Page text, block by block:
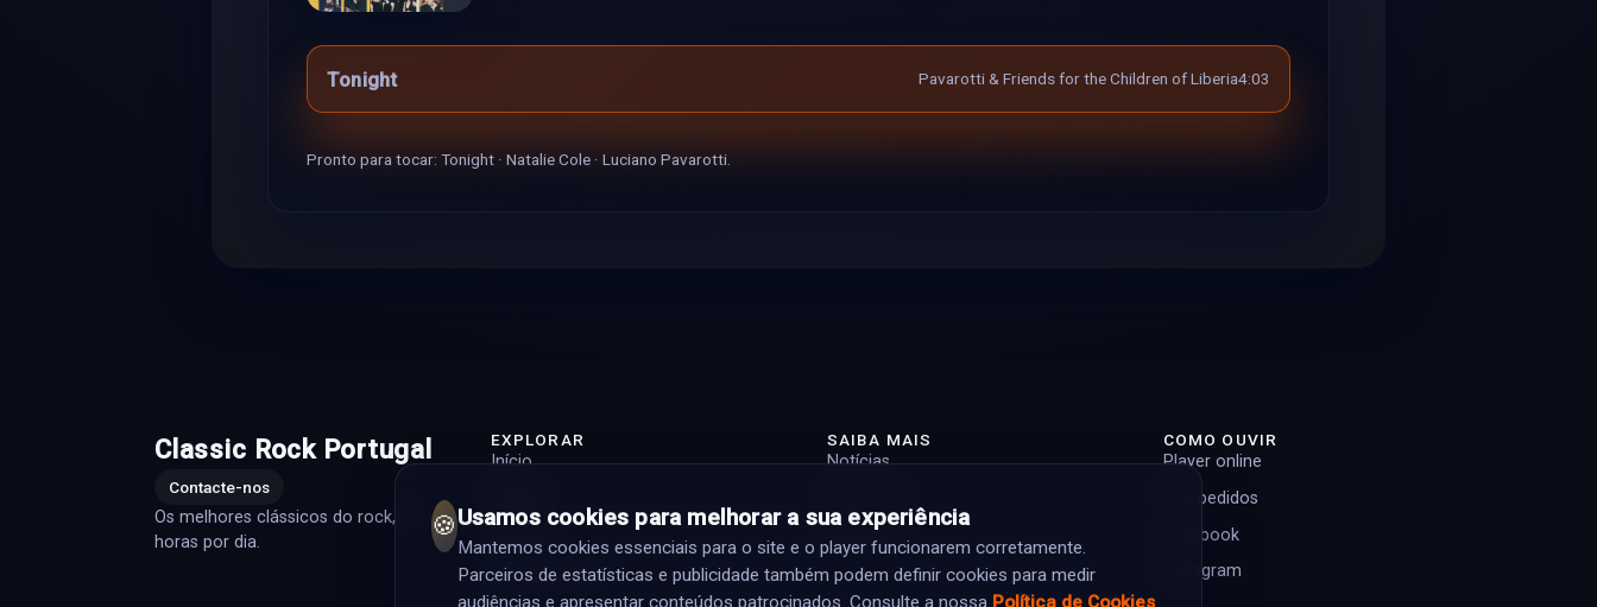
Tonight Pavarotti & Friends for the Children of Liberia4:03
Pronto para tocar: Tonight · Natalie Cole · Luciano Pavarotti.
Classic Rock Portugal
Contacte-nos
Os melhores clássicos do rock, 24
horas por dia.
EXPLORAR
Início
Programação
SAIBA MAIS
Notícias
Contacto
COMO OUVIR
Player online
Top pedidos
Facebook
Instagram
🍪Usamos cookies para melhorar a sua experiência
Mantemos cookies essenciais para o site e o player funcionarem corretamente.
Parceiros de estatísticas e publicidade também podem definir cookies para medir
audiências e apresentar conteúdos patrocinados. Consulte a nossa Política de Cookies